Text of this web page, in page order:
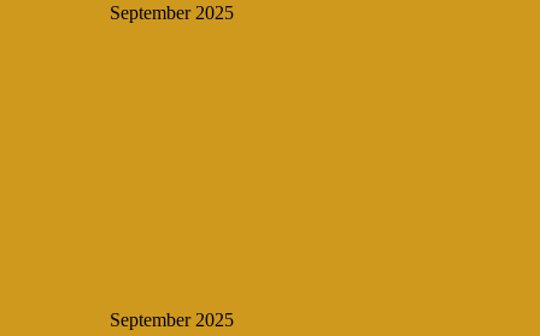
September 2025
September 2025